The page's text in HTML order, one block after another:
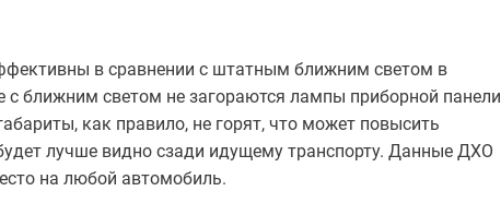
в сравнении с штатным ближним светом в
с ближним светом не загораются лампы приборной панели
как правило, не горят, что может повысить
лучше видно сзади идущему транспорту. Данные ДХО
на любой автомобиль.